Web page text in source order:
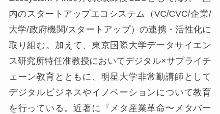
内のスタートアップエコシステム（VC/CVC/企業/
大学/政府機関/スタートアップ）の連携・活性化に
取り組む。加えて、東京国際大学データサイエン
ス研究所特任准教授においてデジタル×サプライチ
ェーン教育とともに、明星大学非常勤講師として
デジタルビジネスやイノベーションについて教育
を行っている。近著に『メタ産業革命〜メタバー